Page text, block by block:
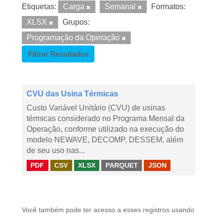
Etiquetas: Carga Semanal
Formatos:
XLSX
Grupos:
Programação da Operação
Filtrar Resultados
CVU das Usina Térmicas
Custo Variável Unitário (CVU) de usinas
térmicas considerado no Programa Mensal da
Operação, conforme utilizado na execução do
modelo NEWAVE, DECOMP, DESSEM, além
de seu uso nas...
PDF CSV XLSX PARQUET JSON
Você também pode ter acesso a esses registros usando